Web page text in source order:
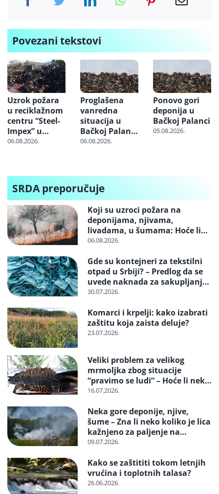
Povezani tekstovi
Uzrok požara
u reciklažnom
centru “Steel-
Impex” u
Kraljevu još
autosedišta
06.08.2026.
Proglašena
vanredna
situacija u
Bačkoj Palanci
zbog požara
06.08.2026.
Ponovo gori
deponija u
Bačkoj Palanci
05.08.2026.
SRDA preporučuje
Koji su uzroci požara na
deponijama, njivama,
livadama, u šumama: Hoće li
neko konačno biti kažnjen
06.08.2026.
Gde su kontejneri za tekstilni
otpad u Srbiji? – Predlog da se
uvede naknada za sakupljanje i
reciklažu i svrstavanje u
30.07.2026.
Komarci i krpelji: kako izabrati
zaštitu koja zaista deluje?
23.07.2026.
Veliki problem za velikog
mrmoljka zbog situacije
“pravimo se ludi” – Hoće li neko
reagovati i spasiti strogo
16.07.2026.
Neka gore deponije, njive,
šume – Zna li neko koliko je lica
kažnjeno za paljenje na
otvorenom
09.07.2026.
Kako se zaštititi tokom letnjih
vrućina i toplotnih talasa?
26.06.2026.